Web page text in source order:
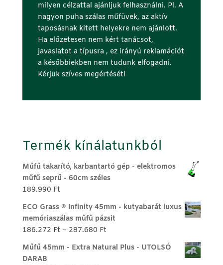
milyen célzattal ajánljuk felhasználni. Pl. A
nagyon puha szálas műfüvek, az aktív
taposásnak kitett helyekre nem ajánlott.
Ha előzetesen nem kért tanácsot,
javaslatot a típusra , ez irányú reklamációt
a későbbiekben nem tudunk elfogadni.
Kérjük szíves megértését!
Termék kínálatunkból
Műfű takarító, karbantartó gép - elektromos
műfű seprű - 60cm széles
189.990 Ft
ECO Grass ® Infinity 45mm - kutyabarát luxus
memóriaszálas műfű pázsit
186.272 Ft – 287.680 FtÁrtartomány:
Műfű 45mm - Extra Natural Plus - UTOLSÓ
DARAB